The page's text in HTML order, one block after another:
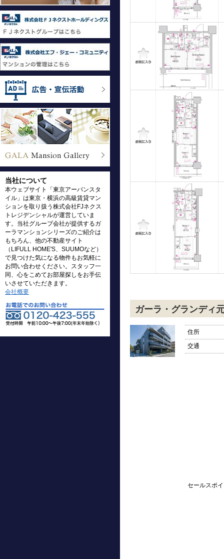
当社について
本ウェブサイト「東京アーバンスタ
イル」は東京・横浜の高級賃貸マン
ションを取り扱う株式会社FJネクス
トレジデンシャルが運営していま
す。当社グループ会社が提供するガ
ーラマンションシリーズのご紹介は
もちろん、他の不動産サイト
（LIFULL HOME'S、SUUMOなど）
で見つけた気になる物件もお気軽に
お問い合わせください。スタッフ一
同、心をこめてお部屋探しをお手伝
いさせていただきます。
会社概要
ガーラ・グランディ
住所
交通
セールスポ